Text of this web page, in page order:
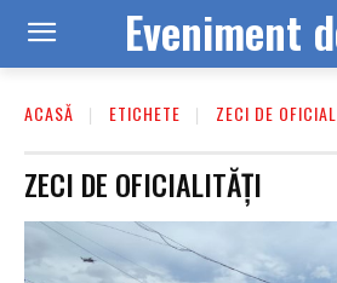
Eveniment
ACASĂ ETICHETE ZECI DE
ZECI DE OFICIALITĂȚI